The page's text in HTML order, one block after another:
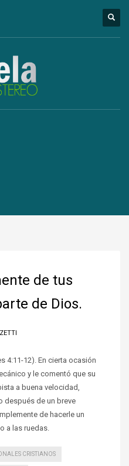
de tus
de Dios.
4:11-12). En cierta ocasión
y le comentó que su
a buena velocidad,
después de un breve
de hacerle un
a las ruedas.
CRISTIANOS